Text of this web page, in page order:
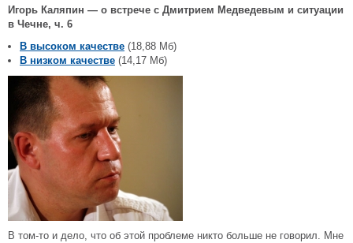
Игорь Каляпин — о встрече с Дмитрием Медведевым и ситуации
в Чечне, ч. 6
В высоком качестве (18,88 Мб)
В низком качестве (14,17 Мб)
В том-то и дело, что об этой проблеме никто больше не говорил. Мне